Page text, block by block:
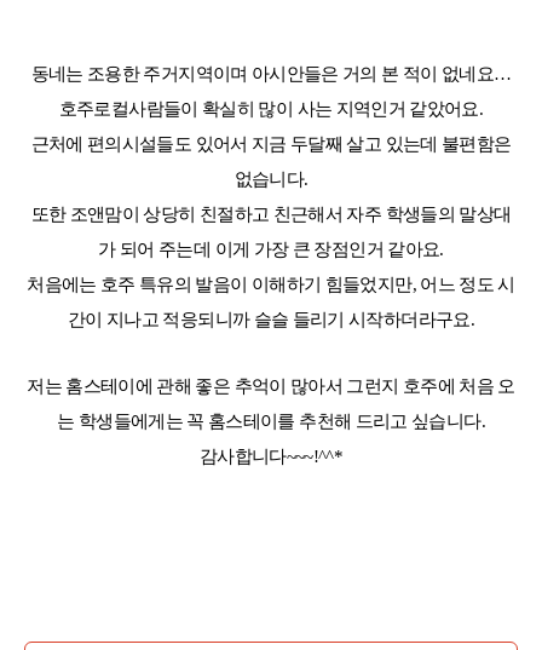
동네는 조용한 주거지역이며 아시안들은 거의 본 적이 없네요…
호주로컬사람들이 확실히 많이 사는 지역인거 같았어요.
근처에 편의시설들도 있어서 지금 두달째 살고 있는데 불편함은
없습니다.
또한 조앤맘이 상당히 친절하고 친근해서 자주 학생들의 말상대
가 되어 주는데 이게 가장 큰 장점인거 같아요.
처음에는 호주 특유의 발음이
이해하기 힘들었지만, 어느 정도 시
간이 지나고 적응되니까 슬슬 들리기 시작하더라구요.
저는 홈스테이에 관해 좋은 추억이 많아서 그런지 호주에 처음 오
는 학생들에게는 꼭 홈스테이를 추천해 드리고 싶습니다.
감사합니다~~~!^^*